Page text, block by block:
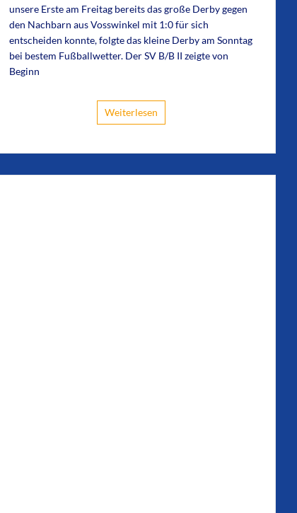
unsere Erste am Freitag bereits das große Derby gegen
den Nachbarn aus Vosswinkel mit 1:0 für sich
entscheiden konnte, folgte das kleine Derby am Sonntag
bei bestem Fußballwetter. Der SV B/B II zeigte von
Beginn
Weiterlesen